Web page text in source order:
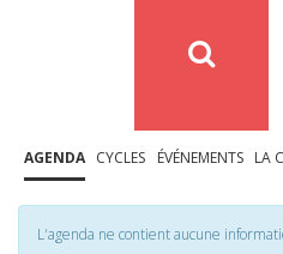
AGENDA CYCLES ÉVÉNEMENTS LA
L'agenda ne contient aucune